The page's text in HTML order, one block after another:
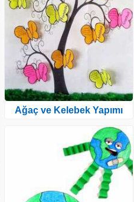
Ağaç ve Kelebek Yapımı